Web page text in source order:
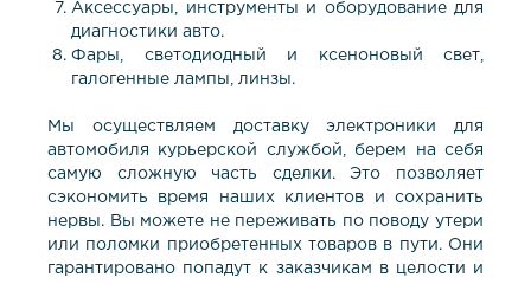
Аксессуары, инструменты и оборудование для
диагностики авто.
Фары, светодиодный и ксеноновый свет,
галогенные лампы, линзы.
Мы осуществляем доставку электроники для
автомобиля курьерской службой, берем на себя
самую сложную часть сделки. Это позволяет
сэкономить время наших клиентов и сохранить
нервы. Вы можете не переживать по поводу утери
или поломки приобретенных товаров в пути. Они
гарантировано попадут к заказчикам в целости и